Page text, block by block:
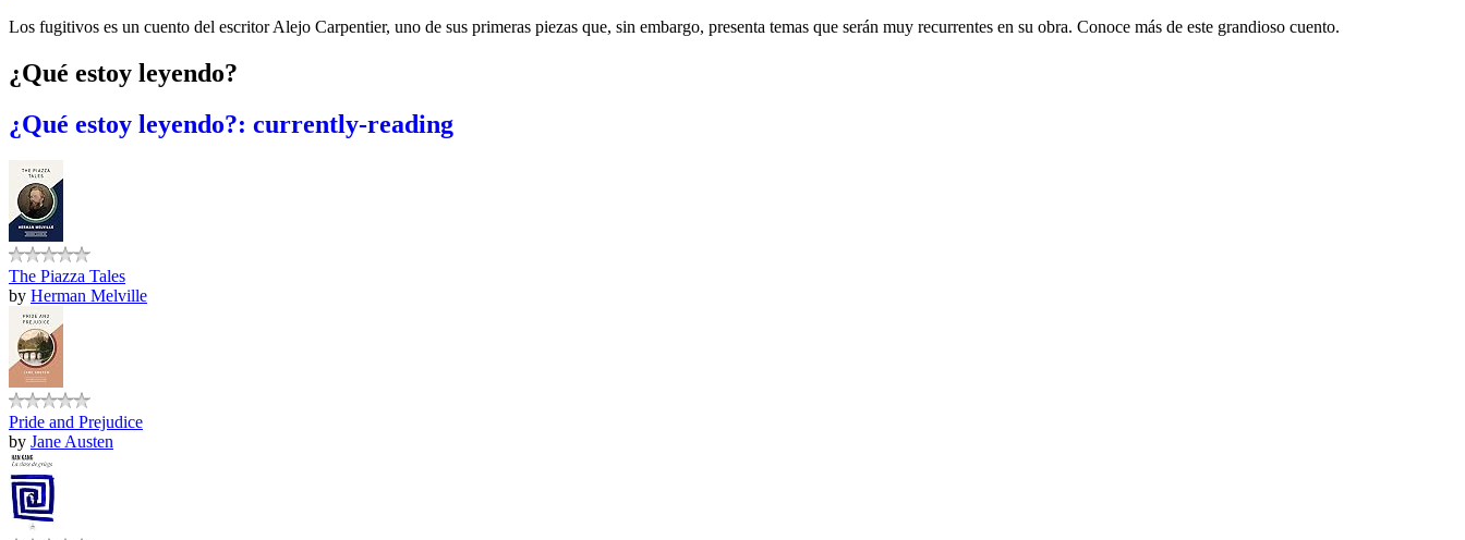
Los fugitivos es un cuento del escritor Alejo Carpentier, uno de sus primeras piezas que, sin embargo, presenta temas que serán muy recurrentes en su obra. Conoce más de este grandioso cuento.
¿Qué estoy leyendo?
¿Qué estoy leyendo?: currently-reading
The Piazza Tales
by Herman Melville
Pride and Prejudice
by Jane Austen